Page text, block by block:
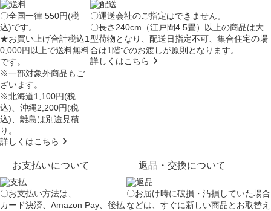
〇全国一律 550円(税
込)です。
★お買い上げ合計税込1
0,000円以上で送料無料
です。
※一部対象外商品もご
ざいます。
※北海道1,100円(税
込)、沖縄2,200円(税
込)、離島は別途見積
り。
詳しくはこちら
〇運送会社のご指定はできません。
〇長さ240cm（江戸間4.5畳）以上の商品は大
型荷物となり、配送日指定不可、集合住宅の場
合は1階でのお渡しが原則となります。
詳しくはこちら
お支払いについて
〇お支払い方法は、
カード決済、Amazon Pay、後払
返品・交換について
〇お届け時に破損・汚損していた場合
などは、すぐに新しい商品とお取替え